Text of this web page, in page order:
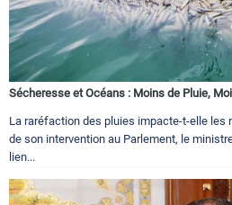
Sécheresse et Océans : Moins de Pluie,
La raréfaction des pluies impacte-t-elle les
de son intervention au Parlement, le
lien...